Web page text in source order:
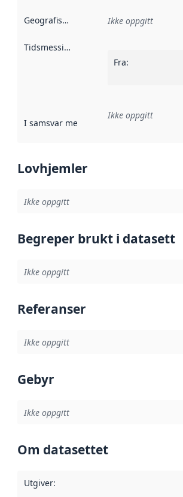
Geografisk avgrensning :
Ikke oppgitt
Tidsmessig avgrensning
Fra:
I samsvar med Referanse til en
Ikke oppgitt
Lovhjemler
Ikke oppgitt
Begreper brukt i datasett
Ikke oppgitt
Referanser
Ikke oppgitt
Gebyr
Ikke oppgitt
Om datasettet
Utgiver: